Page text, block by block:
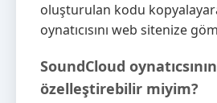
oluşturulan kodu
oynatıcısını web sitenize
SoundCloud
özelleştirebilir miyim?